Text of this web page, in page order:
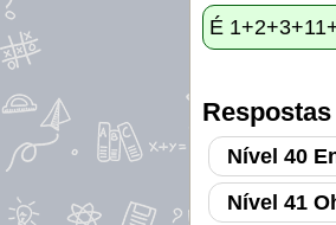
É
Nível 40
Nível 41